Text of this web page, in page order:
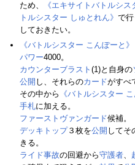
ため、
《エキサイトバトルシス
トルシスター しゅとれん》 で行
しておきたい。
《バトルシスター こんぽーと》
パワー4000。
カウンターブラスト (1)と自身の
公開 し、それらのカードがすべ
その中から 《バトルシスター こ
手札に加える。
ファーストヴァンガード候補。
デッキトップ３枚を公開 してそ
きる。
ライド事故の回避から守護者、